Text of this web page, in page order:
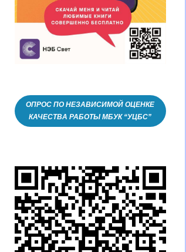
ОПРОС ПО НЕЗАВИСИМОЙ ОЦЕНКЕ
КАЧЕСТВА РАБОТЫ МБУК “УЦБС”